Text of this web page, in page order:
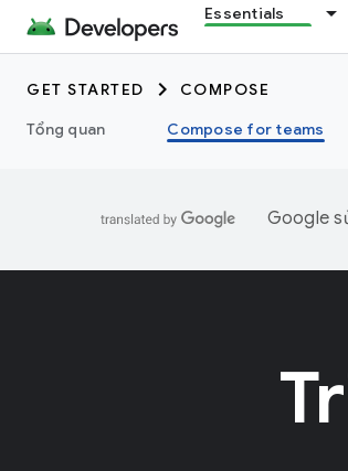
Essentials
GET STARTED
COMPOSE
Tổng quan
Compose for teams
Google